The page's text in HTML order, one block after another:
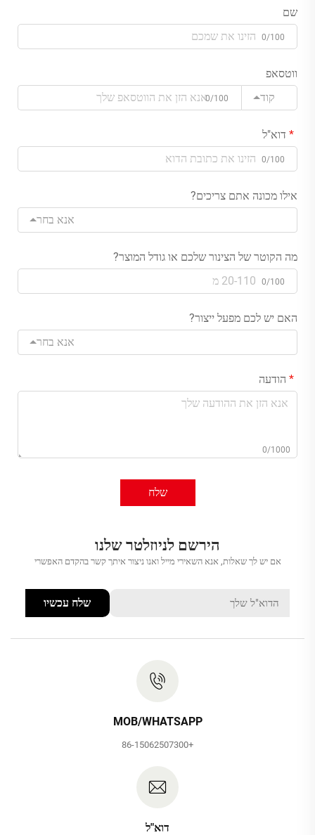
שם
0/100
ווטסאפ
קוד
0/100
דוא"ל
0/100
אילו מכונה אתם צריכים?
אנא בחר
מה הקוטר של הצינור שלכם או גודל המוצר?
0/100
האם יש לכם מפעל ייצור?
אנא בחר
הודעה
0/1000
שלח
הירשם לניוזלטר שלנו
אם יש לך שאלות, אנא השאירי מייל ואנו ניצור איתך קשר בהקדם האפשרי
שלח עכשיו
MOB/WHATSAPP
+86-15062507300
דוא"ל